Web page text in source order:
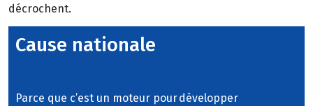
décrochent.
Cause nationale
Parce que c’est un moteur pour développer